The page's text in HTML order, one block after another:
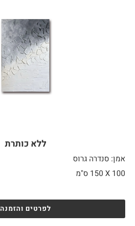
ללא כותרת
אמן: סנדרה גרוס
100 X
לפרטים והזמנה